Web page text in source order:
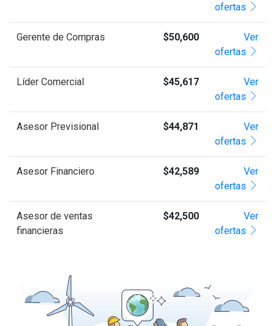
ofertas
Gerente de Compras $50,600
Ver
ofertas
Líder Comercial $45,617
Ver
ofertas
Asesor Previsional $44,871
Ver
ofertas
Asesor Financiero $42,589
Ver
ofertas
Asesor de ventas
financieras
$42,500
Ver
ofertas